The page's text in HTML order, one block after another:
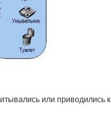
или приводились к